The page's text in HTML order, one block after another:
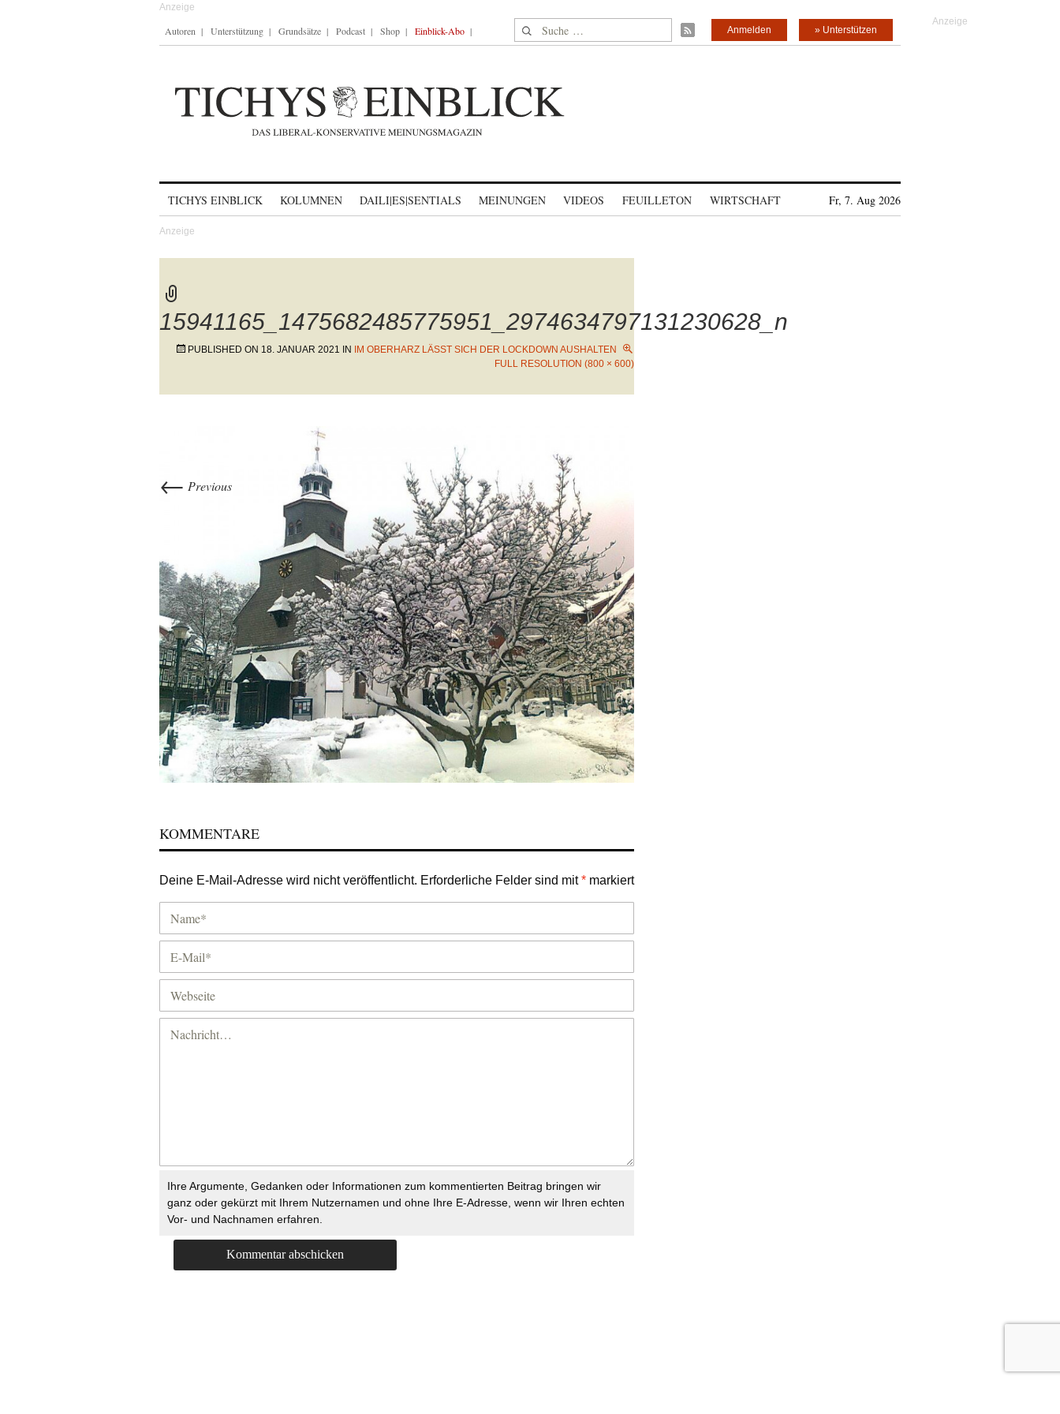
Autoren Unterstützung Grundsätze Podcast Shop Einblick-Abo Suche nach: » Unterstützen
Anmelden
TICHYS EINBLICK KOLUMNEN DAILI|ES|SENTIALS MEINUNGEN VIDEOS FEUILLETON WIRTSCHAFT Fr, 7. Aug 2026
15941165_1475682485775951_2974634797131230628_n
PUBLISHED ON 18. JANUAR 2021 IN
IM OBERHARZ LÄSST SICH DER LOCKDOWN AUSHALTEN
FULL RESOLUTION (800 × 600)
← Previous
KOMMENTARE
Deine E-Mail-Adresse wird nicht veröffentlicht. Erforderliche Felder sind mit* markiert
Ihre Argumente, Gedanken oder Informationen zum kommentierten Beitrag bringen wir
ganz oder gekürzt mit Ihrem Nutzernamen und ohne Ihre E-Adresse, wenn wir Ihren echten
Vor- und Nachnamen erfahren.